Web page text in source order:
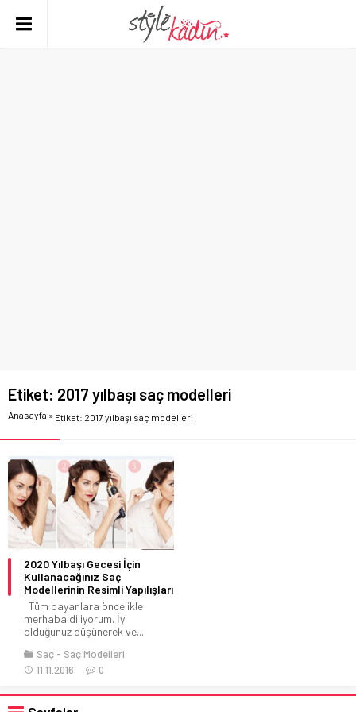
Etiket: 2017 yılbaşı saç modelleri
Anasayfa » Etiket: 2017 yılbaşı saç modelleri
2020 Yılbaşı Gecesi İçin
Kullanacağınız Saç
Modellerinin Resimli Yapılışları
Tüm bayanlara öncelikle
merhaba diliyorum. İyi
olduğunuz düşünerek ve...
Saç
Saç Modelleri
11.11.2016
0